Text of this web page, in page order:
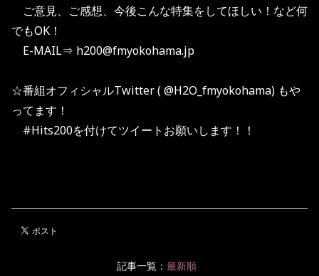
ご意見、ご感想、今後こんな特集をしてほしい！など何
でもOK！
E-MAIL⇒ h200@fmyokohama.jp
☆番組オフィシャルTwitter ( @H2O_fmyokohama) もや
ってます！
#Hits200を付けてツイートお願いします！！
記事一覧： 最新順